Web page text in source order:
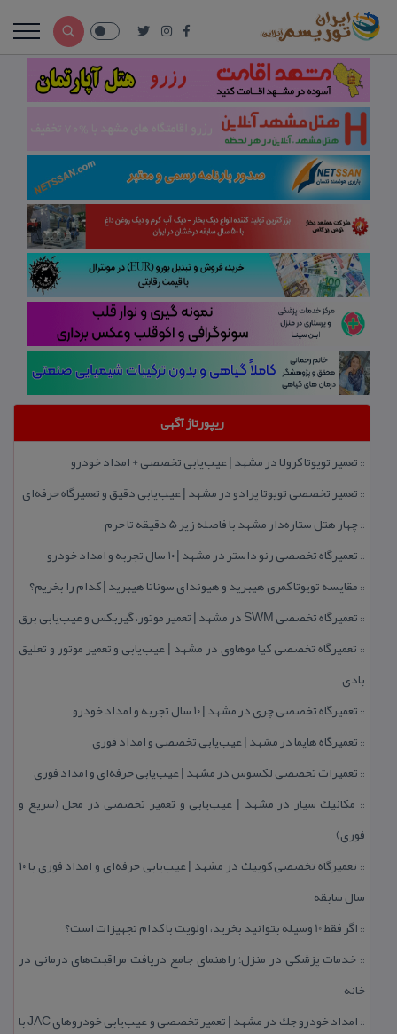
ریپورتاژ آگهی
:: تعمیر تویوتا كرولا در مشهد | عیب‌یابی تخصصی + امداد خودرو
:: تعمیر تخصصی تویوتا پرادو در مشهد | عیب‌یابی دقیق و تعمیرگاه حرفه‌ای
::چهار هتل‌ ستاره‌دار مشهد با فاصله زیر 5 دقیقه تا حرم
:: تعمیرگاه تخصصی رنو داستر در مشهد | ۱۰ سال تجربه و امداد خودرو
:: مقایسه تویوتا كمری هیبرید و هیوندای سوناتا هیبرید | كدام را بخریم؟
:: تعمیرگاه تخصصی SWM در مشهد | تعمیر موتور، گیربكس و عیب‌یابی برق
:: تعمیرگاه تخصصی كیا موهاوی در مشهد | عیب‌یابی و تعمیر موتور و تعلیق
بادی
:: تعمیرگاه تخصصی چری در مشهد | ۱۰ سال تجربه و امداد خودرو
:: تعمیرگاه هایما در مشهد | عیب‌یابی تخصصی و امداد فوری
:: تعمیرات تخصصی لكسوس در مشهد | عیب‌یابی حرفه‌ای و امداد فوری
:: مكانیك سیار در مشهد | عیب‌یابی و تعمیر تخصصی در محل (سریع و
فوری)
::
تعمیرگاه تخصصی كوییك در مشهد | عیب‌یابی حرفه‌ای و امداد فوری با ۱۰
سال سابقه
:: اگر فقط 10 وسیله بتوانید بخرید، اولویت با كدام تجهیزات است؟
:: خدمات پزشكی در منزل؛ راهنمای جامع دریافت مراقبت‌های درمانی در
خانه
::
امداد خودرو جك در مشهد | تعمیر تخصصی و عیب‌یابی خودروهای JAC با